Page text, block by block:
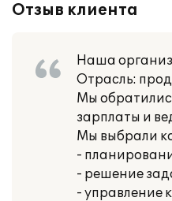
Отзыв клиента
Наша
Отрасль:
Мы
зарплаты и
Мы выбрали
-
- решение
- управление